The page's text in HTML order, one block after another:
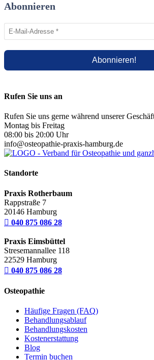
Abonnieren
Rufen Sie uns an
Rufen Sie uns gerne während unserer
Montag bis Freitag
08:00 bis 20:00 Uhr
info@osteopathie-praxis-hamburg.de
Standorte
Praxis Rotherbaum
Rappstraße 7
20146 Hamburg
 040 875 086 28
Praxis Eimsbüttel
Stresemannallee 118
22529 Hamburg
 040 875 086 28
Osteopathie
Häufige Fragen (FAQ)
Behandlungsablauf
Behandlungskosten
Kostenerstattung
Blog
Termin buchen